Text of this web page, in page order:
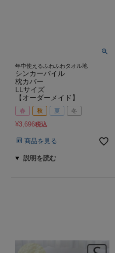
年中使えるふわふわタオル地
シンカーパイル
枕カバー
LLサイズ
【オーダーメイド】
春 秋 夏 冬
¥3,696税込
商品を見る